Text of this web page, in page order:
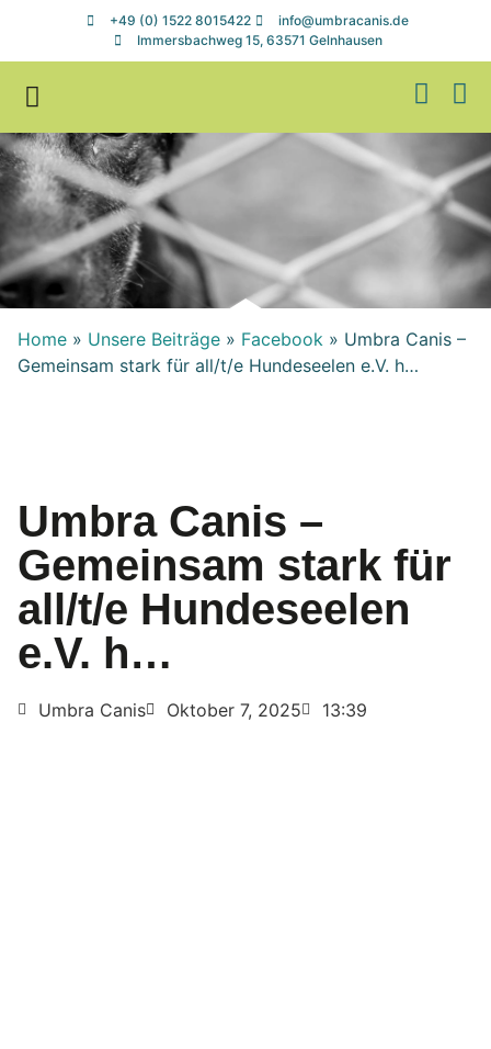
+49 (0) 1522 8015422
info@umbracanis.de
Immersbachweg 15, 63571 Gelnhausen
Home » Unsere Beiträge » Facebook » Umbra Canis –
Gemeinsam stark für all/t/e Hundeseelen e.V. h…
Umbra Canis –
Gemeinsam stark für
all/t/e Hundeseelen
e.V. h…
Umbra Canis Oktober 7, 2025 13:39